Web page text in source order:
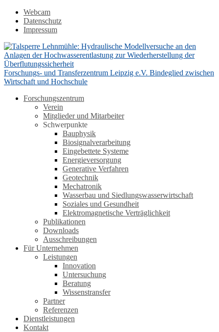
Webcam
Datenschutz
Impressum
Forschungs- und Transferzentrum Leipzig e.V. Bindeglied zwischen
Wirtschaft und Hochschule
Forschungszentrum
Verein
Mitglieder und Mitarbeiter
Schwerpunkte
Bauphysik
Biosignalverarbeitung
Eingebettete Systeme
Energieversorgung
Generative Verfahren
Geotechnik
Mechatronik
Wasserbau und Siedlungswasserwirtschaft
Soziales und Gesundheit
Elektromagnetische Verträglichkeit
Publikationen
Downloads
Ausschreibungen
Für Unternehmen
Leistungen
Innovation
Untersuchung
Beratung
Wissenstransfer
Partner
Referenzen
Dienstleistungen
Kontakt